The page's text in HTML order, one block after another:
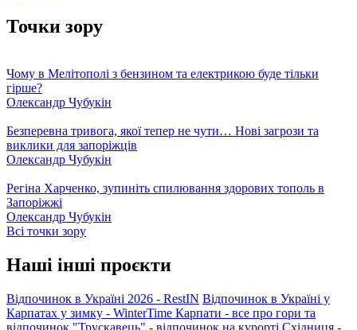
Точки зору
Чому в Мелітополі з бензином та електрикою буде тільки
гірше?
Олександр Чубукін
Безперевна тривога, якої тепер не чути… Нові загрози та
виклики для запоріжців
Олександр Чубукін
Регіна Харченко, зупиніть спилювання здорових тополь в
Запоріжжі
Олександр Чубукін
Всі точки зору
Наші інші проєкти
Відпочинок в Україні 2026 - RestIN Відпочинок в Україні у
Карпатах у зимку - WinterTime Карпати - все про гори та